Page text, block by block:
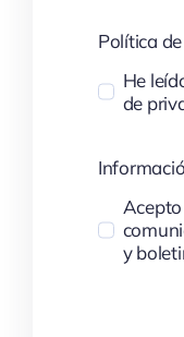
Política
He
de
y